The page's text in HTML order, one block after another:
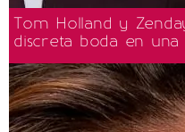
Tom Holland y
discreta boda en una